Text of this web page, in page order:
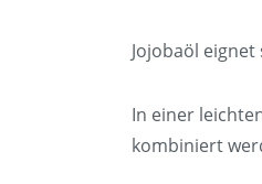
Jojobaöl
In einer
kombiniert